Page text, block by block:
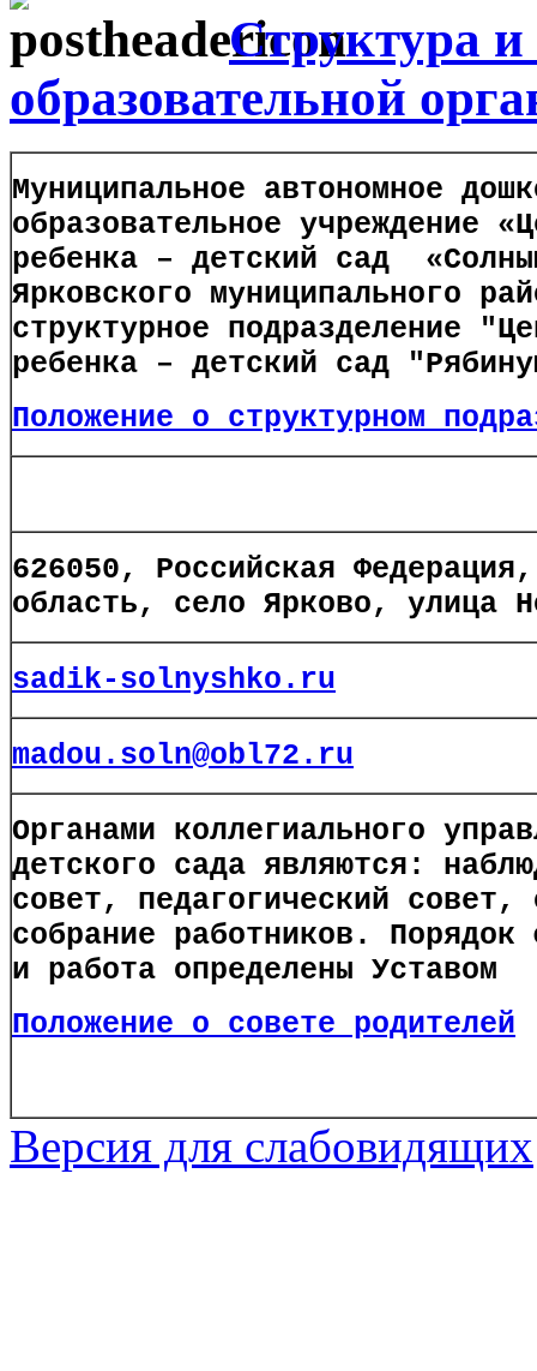
Структура
образовательной
Муниципальное автономное
образовательное учреждение
ребенка – детский сад
Ярковского муниципального
структурное подразделение
ребенка – детский сад
Положение о структурном
626050, Российская
область, село Ярково, улица
sadik-solnyshko.ru
madou.soln@obl72.ru
Органами коллегиального
детского сада являются:
совет, педагогический совет,
собрание работников. Порядок
и работа определены Уставом
Положение о совете родителей
Версия для слабовидящих